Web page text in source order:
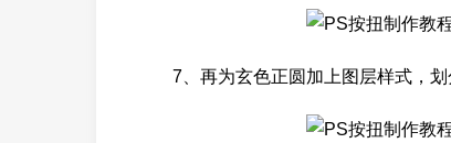
7、再为玄色正圆加上图层样式，